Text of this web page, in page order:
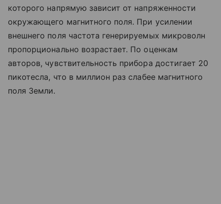
которого напрямую зависит от напряженности
окружающего магнитного поля. При усилении
внешнего поля частота генерируемых микроволн
пропорционально возрастает. По оценкам
авторов, чувствительность прибора достигает 20
пикотесла, что в миллион раз слабее магнитного
поля Земли.